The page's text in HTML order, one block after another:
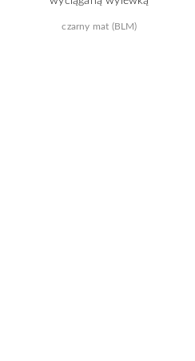
czarny mat (BLM)